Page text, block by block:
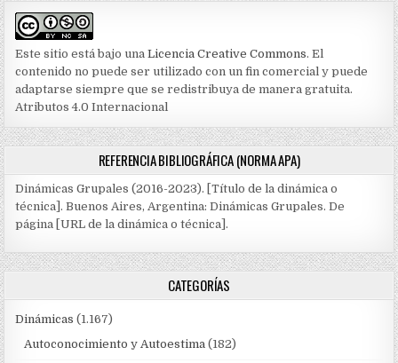
Este sitio está bajo unaLicencia Creative Commons. El
contenido no puede ser utilizado con un fin comercial y puede
adaptarse siempre que se redistribuya de manera gratuita.
Atributos 4.0 Internacional
REFERENCIA BIBLIOGRÁFICA (NORMA APA)
Dinámicas Grupales (2016-2023). [Título de la dinámica o
técnica]. Buenos Aires, Argentina: Dinámicas Grupales. De
página [URL de la dinámica o técnica].
CATEGORÍAS
Dinámicas (1.167)
Autoconocimiento y Autoestima (182)